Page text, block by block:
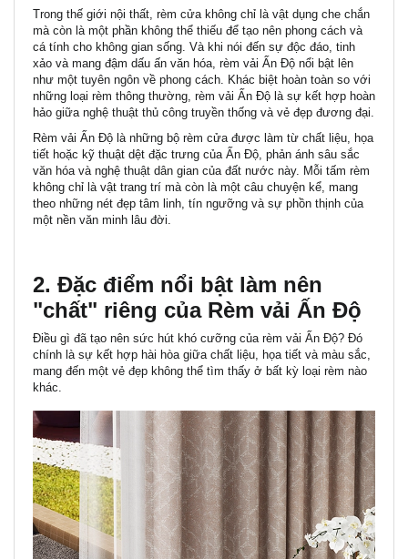
Trong thế giới nội thất, rèm cửa không chỉ là vật dụng che chắn
mà còn là một phần không thể thiếu để tạo nên phong cách và
cá tính cho không gian sống. Và khi nói đến sự độc đáo, tinh
xảo và mang đậm dấu ấn văn hóa, rèm vải Ấn Độ nổi bật lên
như một tuyên ngôn về phong cách. Khác biệt hoàn toàn so với
những loại rèm thông thường, rèm vải Ấn Độ là sự kết hợp hoàn
hảo giữa nghệ thuật thủ công truyền thống và vẻ đẹp đương đại.
Rèm vải Ấn Độ là những bộ rèm cửa được làm từ chất liệu, họa
tiết hoặc kỹ thuật dệt đặc trưng của Ấn Độ, phản ánh sâu sắc
văn hóa và nghệ thuật dân gian của đất nước này. Mỗi tấm rèm
không chỉ là vật trang trí mà còn là một câu chuyện kể, mang
theo những nét đẹp tâm linh, tín ngưỡng và sự phồn thịnh của
một nền văn minh lâu đời.
2. Đặc điểm nổi bật làm nên
"chất" riêng của Rèm vải Ấn Độ
Điều gì đã tạo nên sức hút khó cưỡng của rèm vải Ấn Độ? Đó
chính là sự kết hợp hài hòa giữa chất liệu, họa tiết và màu sắc,
mang đến một vẻ đẹp không thể tìm thấy ở bất kỳ loại rèm nào
khác.